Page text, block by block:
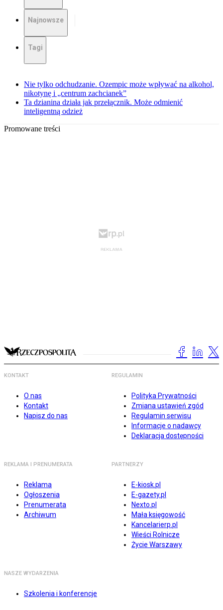
Najnowsze
Tagi
Nie tylko odchudzanie. Ozempic może wpływać na alkohol,
nikotynę i „centrum zachcianek”
Ta dzianina działa jak przełącznik. Może odmienić
inteligentną odzież
Promowane treści
KONTAKT
O nas
Kontakt
Napisz do nas
REGULAMIN
Polityka Prywatności
Zmiana ustawień zgód
Regulamin serwisu
Informacje o nadawcy
Deklaracja dostępności
REKLAMA I PRENUMERATA
Reklama
Ogłoszenia
Prenumerata
Archiwum
PARTNERZY
E-kiosk.pl
E-gazety.pl
Nexto.pl
Mała księgowość
Kancelarierp.pl
Wieści Rolnicze
Życie Warszawy
NASZE WYDARZENIA
Szkolenia i konferencje